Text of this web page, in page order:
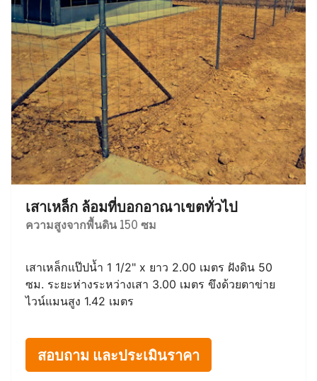
เสาเหล็ก ล้อมที่บอกอาณาเขตทั่วไป
ความสูงจากพื้นดิน 150 ซม
เสาเหล็กแป๊ปน้ำ 1 1/2" x ยาว 2.00 เมตร ฝังดิน 50
ซม. ระยะห่างระหว่างเสา 3.00 เมตร ขึงด้วยตาข่าย
ไวน์แมนสูง 1.42 เมตร
สอบถาม และประเมินราคา